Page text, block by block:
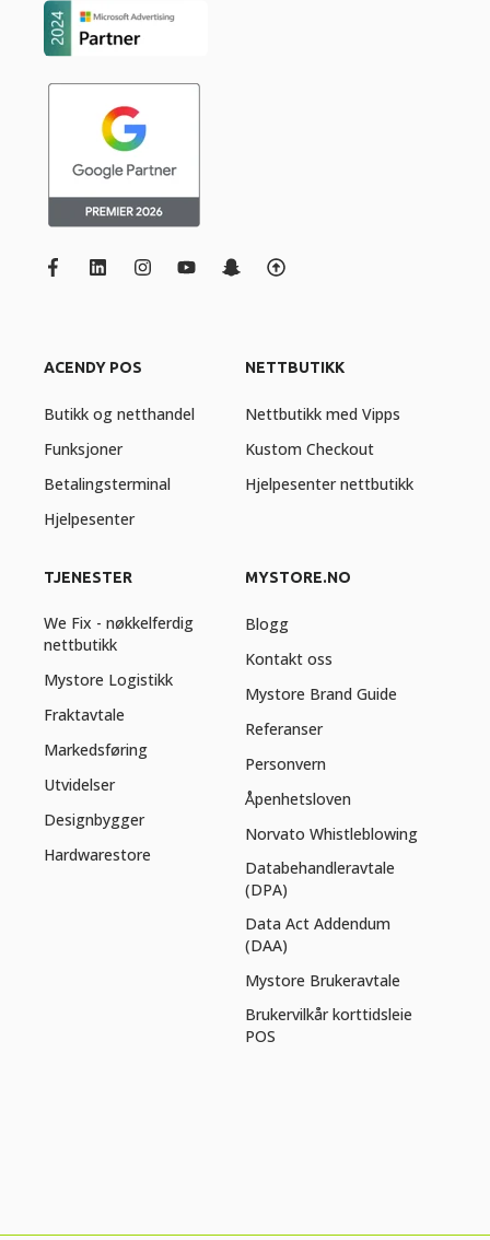
ACENDY POS
Butikk og netthandel
Funksjoner
Betalingsterminal
Hjelpesenter
NETTBUTIKK
Nettbutikk med Vipps
Kustom Checkout
Hjelpesenter nettbutikk
TJENESTER
We Fix - nøkkelferdig
nettbutikk
Mystore Logistikk
Fraktavtale
Markedsføring
Utvidelser
Designbygger
Hardwarestore
MYSTORE.NO
Blogg
Kontakt oss
Mystore Brand Guide
Referanser
Personvern
Åpenhetsloven
Norvato Whistleblowing
Databehandleravtale
(DPA)
Data Act Addendum
(DAA)
Mystore Brukeravtale
Brukervilkår korttidsleie
POS